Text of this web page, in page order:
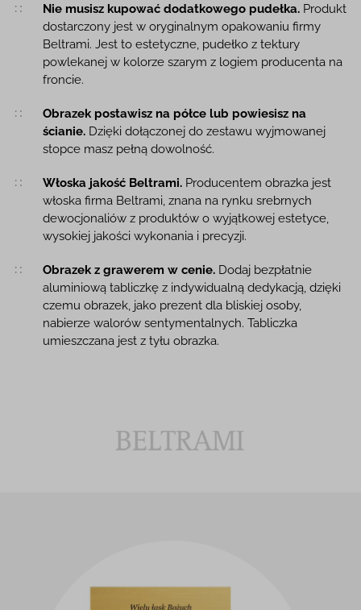
Nie musisz kupować dodatkowego pudełka.Produkt
dostarczony jest w oryginalnym opakowaniu firmy
Beltrami. Jest to estetyczne, pudełko z tektury
powlekanej w kolorze szarym z logiem producenta na
froncie.
Obrazek postawisz na półce lub powiesisz na
ścianie.Dzięki dołączonej do zestawu wyjmowanej
stopce masz pełną dowolność.
Włoska jakość Beltrami.Producentem obrazka jest
włoska firma Beltrami, znana na rynku srebrnych
dewocjonaliów z produktów o wyjątkowej estetyce,
wysokiej jakości wykonania i precyzji.
Obrazek z grawerem w cenie.Dodaj bezpłatnie
aluminiową tabliczkę z indywidualną dedykacją, dzięki
czemu obrazek, jako prezent dla bliskiej osoby,
nabierze walorów sentymentalnych. Tabliczka
umieszczana jest z tyłu obrazka.